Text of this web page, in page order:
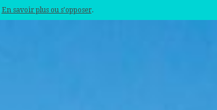
En savoir plus ou s'opposer.